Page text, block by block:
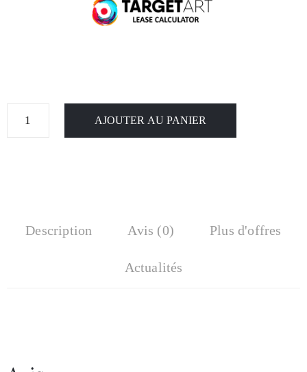
AJOUTER AU PANIER
Description Avis (0) Plus d'offres
Actualités